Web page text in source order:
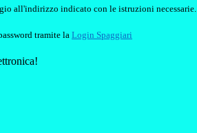
all'indirizzo indicato con le istruzioni necessarie.
tramite la Login Spaggiari